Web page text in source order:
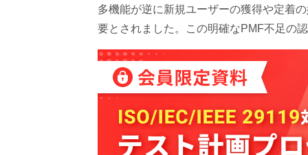
多機能が逆に新規ユーザーの獲得や定着
要とされました。この明確なPMF不足の